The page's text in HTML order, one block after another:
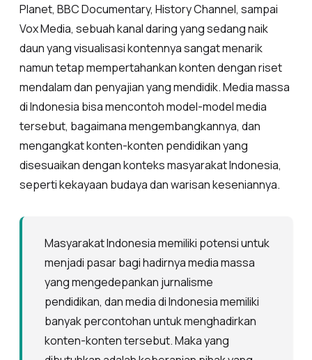
Planet, BBC Documentary, History Channel, sampai
Vox Media, sebuah kanal daring yang sedang naik
daun yang visualisasi kontennya sangat menarik
namun tetap mempertahankan konten dengan riset
mendalam dan penyajian yang mendidik. Media massa
di Indonesia bisa mencontoh model-model media
tersebut, bagaimana mengembangkannya, dan
mengangkat konten-konten pendidikan yang
disesuaikan dengan konteks masyarakat Indonesia,
seperti kekayaan budaya dan warisan keseniannya.
Masyarakat Indonesia memiliki potensi untuk
menjadi pasar bagi hadirnya media massa
yang mengedepankan jurnalisme
pendidikan, dan media di Indonesia memiliki
banyak percontohan untuk menghadirkan
konten-konten tersebut. Maka yang